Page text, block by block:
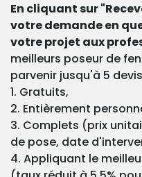
En cliquant sur
votre demande en
votre projet aux
meilleurs poseur de
parvenir jusqu'à 5
1. Gratuits,
2. Entièrement
3. Complets (prix
de pose, date
4. Appliquant le